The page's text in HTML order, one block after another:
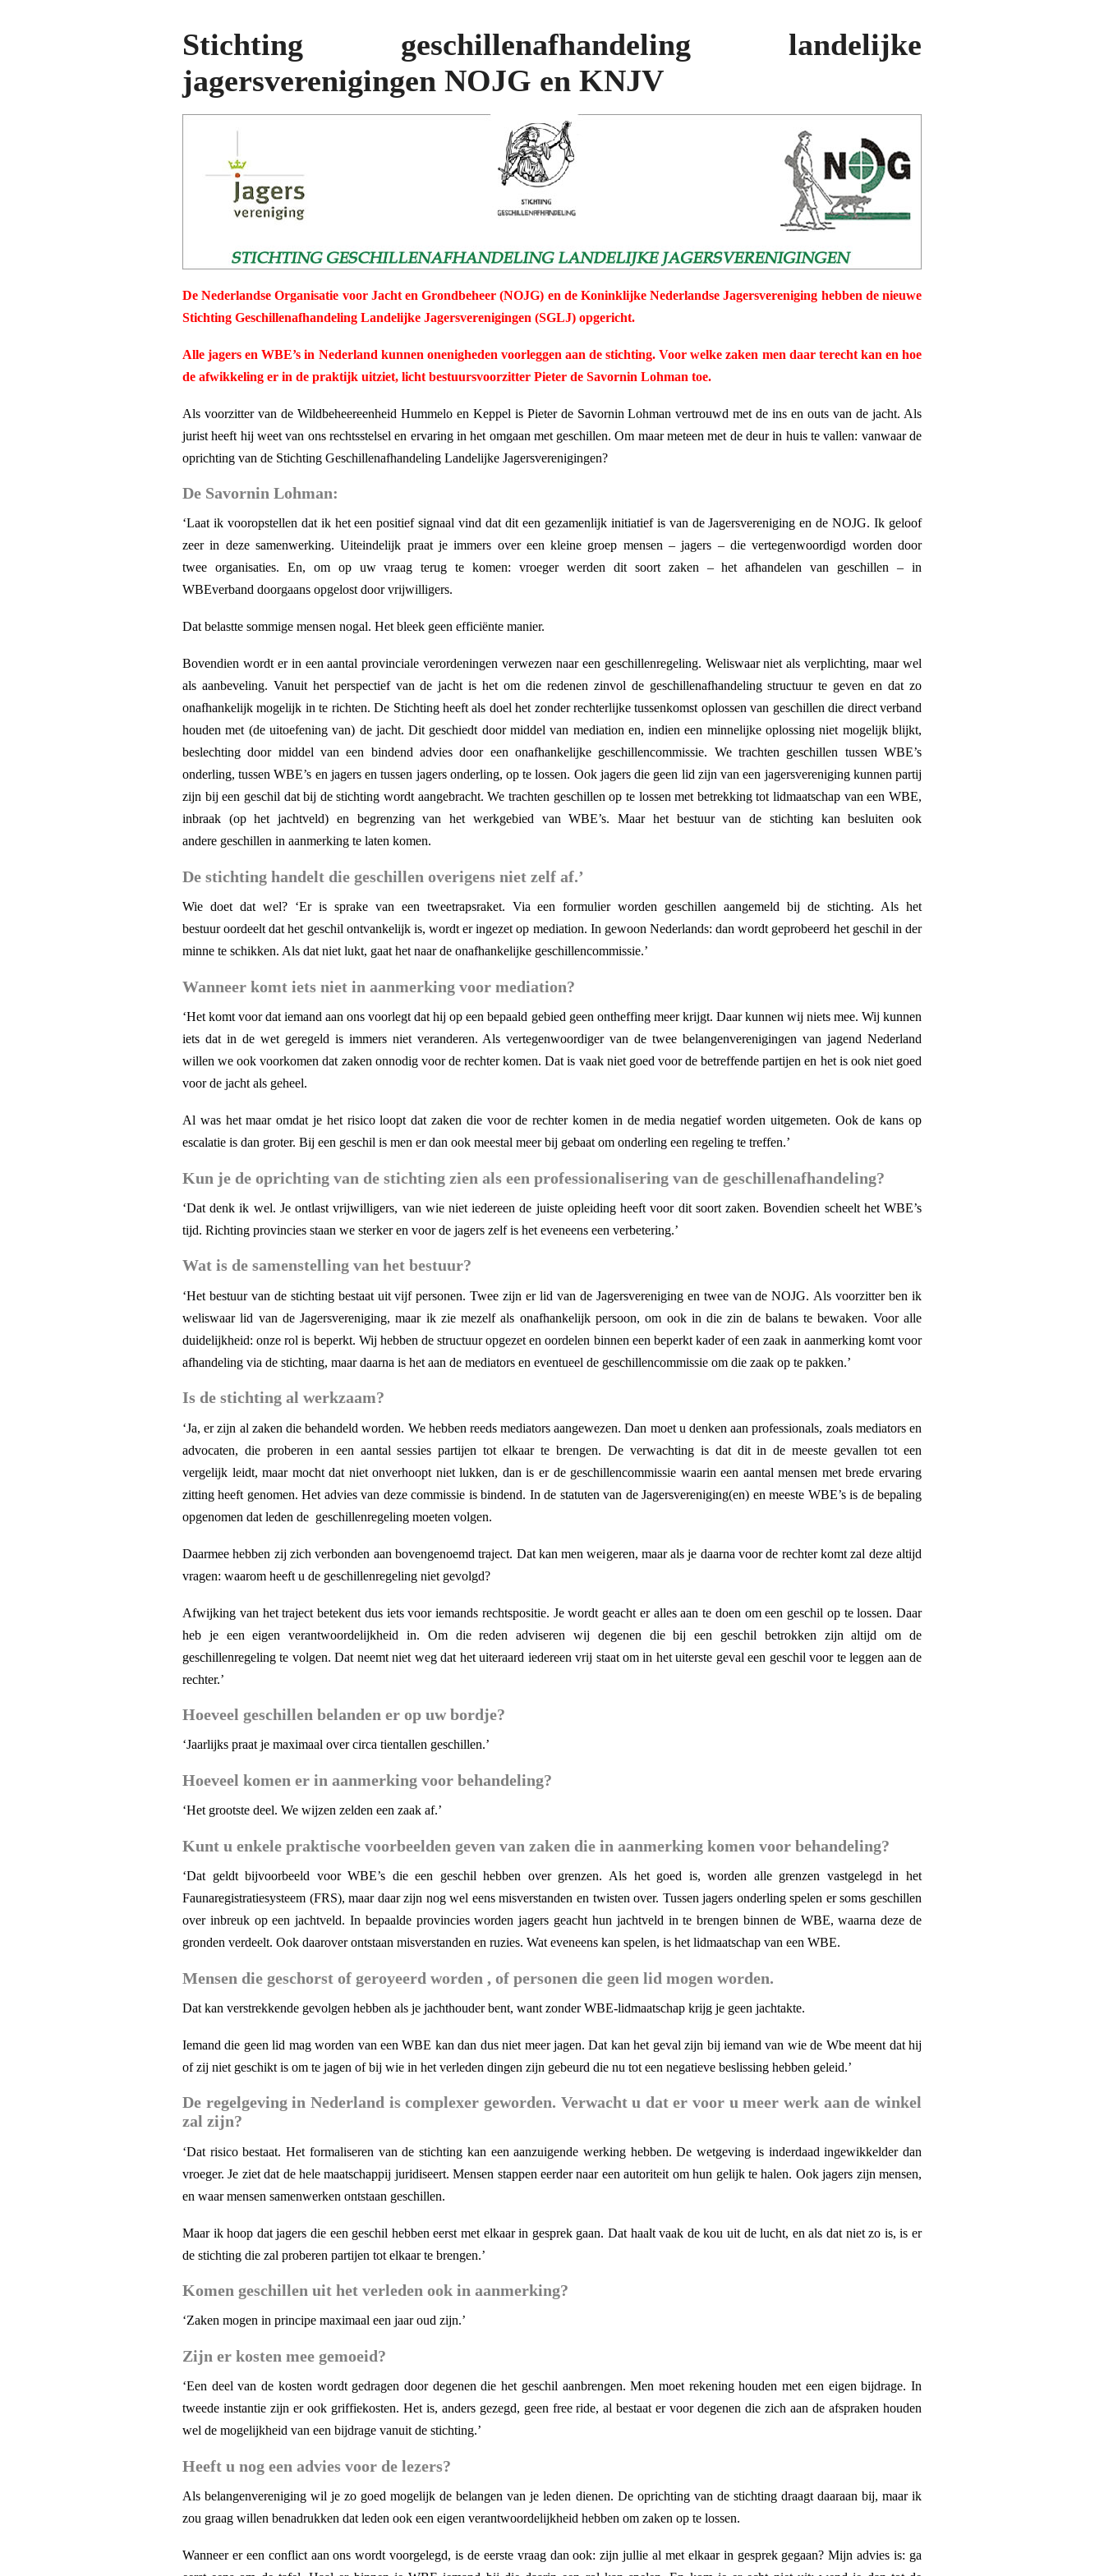
Stichting geschillenafhandeling landelijke
jagersverenigingen NOJG en KNJV
DeNederlandse Organisatie voor Jacht en Grondbeheer (NOJG) en deKoninklijke NederlandseJagersvereniging hebben de nieuwe
Stichting Geschillenafhandeling Landelijke Jagersverenigingen (SGLJ) opgericht.
Alle jagers en WBE’s in Nederland kunnen onenigheden voorleggen aan destichting. Voor welke zaken men daar terecht kan en hoe
de afwikkeling er in de praktijk uitziet, licht bestuursvoorzitter Pieter de Savornin Lohman toe.
Als voorzitter van de Wildbeheereenheid Hummelo en Keppel is Pieter de Savornin Lohman vertrouwd met de ins en outs van de jacht. Als
jurist heeft hij weet van ons rechtsstelsel en ervaring in het omgaan met geschillen. Om maar meteen met de deur in huis te vallen: vanwaar de
oprichting van de Stichting Geschillenafhandeling Landelijke Jagersverenigingen?
De Savornin Lohman:
‘Laat ik vooropstellen dat ik het een positief signaal vind dat dit een gezamenlijk initiatief is van de Jagersvereniging en de NOJG. Ik geloof
zeer in deze samenwerking. Uiteindelijk praat je immers over een kleine groep mensen – jagers – die vertegenwoordigd worden door
twee organisaties. En, om op uw vraag terug te komen: vroeger werden dit soort zaken – het afhandelen van geschillen – in
WBEverband doorgaans opgelost door vrijwilligers.
Dat belastte sommige mensen nogal. Het bleek geen efficiënte manier.
Bovendien wordt er in een aantal provinciale verordeningen verwezen naar een geschillenregeling. Weliswaar niet als verplichting, maar wel
als aanbeveling. Vanuit het perspectief van de jacht is het om die redenen zinvol de geschillenafhandeling structuur te geven en dat zo
onafhankelijk mogelijk in te richten. De Stichting heeft als doel het zonder rechterlijke tussenkomst oplossen van geschillen die direct verband
houden met (de uitoefening van) de jacht. Dit geschiedt door middel van mediation en, indien een minnelijke oplossing niet mogelijk blijkt,
beslechting door middel van een bindend advies door een onafhankelijke geschillencommissie. We trachten geschillen tussen WBE’s
onderling, tussen WBE’s en jagers en tussen jagers onderling, op te lossen. Ook jagers die geen lid zijn van een jagersvereniging kunnen partij
zijn bij een geschil dat bij de stichting wordt aangebracht. We trachten geschillen op te lossen met betrekking tot lidmaatschap van een WBE,
inbraak (op het jachtveld) en begrenzing van het werkgebied van WBE’s. Maar het bestuur van de stichting kan besluiten ook
andere geschillen in aanmerking te laten komen.
De stichting handelt die geschillen overigens niet zelf af.’
Wie doet dat wel? ‘Er is sprake van een tweetrapsraket. Via een formulier worden geschillen aangemeld bij de stichting. Als het
bestuur oordeelt dat het geschil ontvankelijk is, wordt er ingezet op mediation. In gewoon Nederlands: dan wordt geprobeerd het geschil in der
minne te schikken. Als dat niet lukt, gaat het naar de onafhankelijke geschillencommissie.’
Wanneer komt iets niet in aanmerking voor mediation?
‘Het komt voor dat iemand aan ons voorlegt dat hij op een bepaald gebied geen ontheffing meer krijgt. Daar kunnen wij niets mee. Wij kunnen
iets dat in de wet geregeld is immers niet veranderen. Als vertegenwoordiger van de twee belangenverenigingen van jagend Nederland
willen we ook voorkomen dat zaken onnodig voor de rechter komen. Dat is vaak niet goed voor de betreffende partijen en het is ook niet goed
voor de jacht als geheel.
Al was het maar omdat je het risico loopt dat zaken die voor de rechter komen in de media negatief worden uitgemeten. Ook de kans op
escalatie is dan groter. Bij een geschil is men er dan ook meestal meer bij gebaat om onderling een regeling te treffen.’
Kun je de oprichting van de stichting zien als een professionalisering van de geschillenafhandeling?
‘Dat denk ik wel. Je ontlast vrijwilligers, van wie niet iedereen de juiste opleiding heeft voor dit soort zaken. Bovendien scheelt het WBE’s
tijd. Richting provincies staan we sterker en voor de jagers zelf is het eveneens een verbetering.’
Wat is de samenstelling van het bestuur?
‘Het bestuur van de stichting bestaat uit vijf personen. Twee zijn er lid van de Jagersvereniging en twee van de NOJG. Als voorzitter ben ik
weliswaar lid van de Jagersvereniging, maar ik zie mezelf als onafhankelijk persoon, om ook in die zin de balans te bewaken. Voor alle
duidelijkheid: onze rol is beperkt. Wij hebben de structuur opgezet en oordelen binnen een beperkt kader of een zaak in aanmerking komt voor
afhandeling via de stichting, maar daarna is het aan de mediators en eventueel de geschillencommissie om die zaak op te pakken.’
Is de stichting al werkzaam?
‘Ja, er zijn al zaken die behandeld worden. We hebben reeds mediators aangewezen. Dan moet u denken aan professionals, zoals mediators en
advocaten, die proberen in een aantal sessies partijen tot elkaar te brengen. De verwachting is dat dit in de meeste gevallen tot een
vergelijk leidt, maar mocht dat niet onverhoopt niet lukken, dan is er de geschillencommissie waarin een aantal mensen met brede ervaring
zitting heeft genomen. Het advies van deze commissie is bindend. In de statuten van de Jagersvereniging(en) en meeste WBE’s is de bepaling
opgenomen dat leden de geschillenregeling moeten volgen.
Daarmee hebben zij zich verbonden aan bovengenoemd traject. Dat kan men weigeren, maar als je daarna voor de rechter komt zal deze altijd
vragen: waarom heeft u de geschillenregeling niet gevolgd?
Afwijking van het traject betekent dus iets voor iemands rechtspositie. Je wordt geacht er alles aan te doen om een geschil op te lossen. Daar
heb je een eigen verantwoordelijkheid in. Om die reden adviseren wij degenen die bij een geschil betrokken zijn altijd om de
geschillenregeling te volgen. Dat neemt niet weg dat het uiteraard iedereen vrij staat om in het uiterste geval een geschil voor te leggen aan de
rechter.’
Hoeveel geschillen belanden er op uw bordje?
‘Jaarlijks praat je maximaal over circa tientallen geschillen.’
Hoeveel komen er in aanmerking voor behandeling?
‘Het grootste deel. We wijzen zelden een zaak af.’
Kunt u enkele praktische voorbeelden geven van zaken die in aanmerking komen voor behandeling?
‘Dat geldt bijvoorbeeld voor WBE’s die een geschil hebben over grenzen. Als het goed is, worden alle grenzen vastgelegd in het
Faunaregistratiesysteem (FRS), maar daar zijn nog wel eens misverstanden en twisten over. Tussen jagers onderling spelen er soms geschillen
over inbreuk op een jachtveld. In bepaalde provincies worden jagers geacht hun jachtveld in te brengen binnen de WBE, waarna deze de
gronden verdeelt. Ook daarover ontstaan misverstanden en ruzies. Wat eveneens kan spelen, is het lidmaatschap van een WBE.
Mensen die geschorst of geroyeerd worden , of personen die geen lid mogen worden.
Dat kan verstrekkende gevolgen hebben als je jachthouder bent, want zonder WBE-lidmaatschap krijg je geen jachtakte.
Iemand die geen lid mag worden van een WBE kan dan dus niet meer jagen. Dat kan het geval zijn bij iemand van wie de Wbe meent dat hij
of zij niet geschikt is om te jagen of bij wie in het verleden dingen zijn gebeurd die nu tot een negatieve beslissing hebben geleid.’
De regelgeving in Nederland is complexer geworden. Verwacht u dat er voor u meer werk aan de winkel
zal zijn?
‘Dat risico bestaat. Het formaliseren van de stichting kan een aanzuigende werking hebben. De wetgeving is inderdaad ingewikkelder dan
vroeger. Je ziet dat de hele maatschappij juridiseert. Mensen stappen eerder naar een autoriteit om hun gelijk te halen. Ook jagers zijn mensen,
en waar mensen samenwerken ontstaan geschillen.
Maar ik hoop dat jagers die een geschil hebben eerst met elkaar in gesprek gaan. Dat haalt vaak de kou uit de lucht, en als dat niet zo is, is er
de stichting die zal proberen partijen tot elkaar te brengen.’
Komen geschillen uit het verleden ook in aanmerking?
‘Zaken mogen in principe maximaal een jaar oud zijn.’
Zijn er kosten mee gemoeid?
‘Een deel van de kosten wordt gedragen door degenen die het geschil aanbrengen. Men moet rekening houden met een eigen bijdrage. In
tweede instantie zijn er ook griffiekosten. Het is, anders gezegd, geen free ride, al bestaat er voor degenen die zich aan de afspraken houden
wel de mogelijkheid van een bijdrage vanuit de stichting.’
Heeft u nog een advies voor de lezers?
Als belangenvereniging wil je zo goed mogelijk de belangen van je leden dienen. De oprichting van de stichting draagt daaraan bij, maar ik
zou graag willen benadrukken dat leden ook een eigen verantwoordelijkheid hebben om zaken op te lossen.
Wanneer er een conflict aan ons wordt voorgelegd, is de eerste vraag dan ook: zijn jullie al met elkaar in gesprek gegaan? Mijn advies is: ga